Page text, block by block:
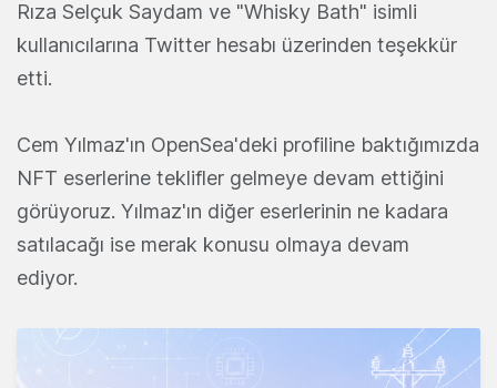
Rıza Selçuk Saydam ve "Whisky Bath" isimli
kullanıcılarına Twitter hesabı üzerinden teşekkür
etti.
Cem Yılmaz'ın OpenSea'deki profiline baktığımızda
NFT eserlerine teklifler gelmeye devam ettiğini
görüyoruz. Yılmaz'ın diğer eserlerinin ne kadara
satılacağı ise merak konusu olmaya devam
ediyor.